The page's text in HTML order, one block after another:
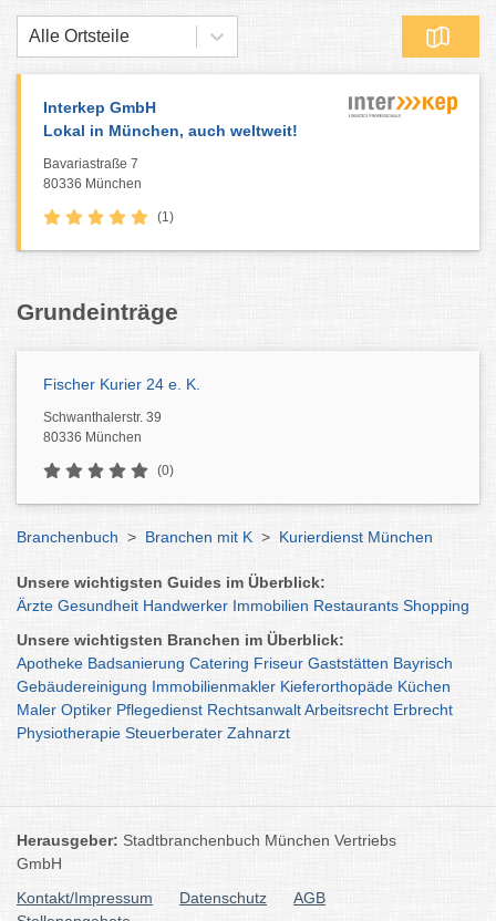
Alle Ortsteile
Interkep GmbH
Lokal in München, auch weltweit!
Bavariastraße 7
80336 München
(1)
Grundeinträge
Fischer Kurier 24 e. K.
Schwanthalerstr. 39
80336 München
(0)
Branchenbuch > Branchen mit K > Kurierdienst München
Unsere wichtigsten Guides im Überblick:
Ärzte Gesundheit Handwerker Immobilien Restaurants Shopping
Unsere wichtigsten Branchen im Überblick:
Apotheke Badsanierung Catering Friseur Gaststätten Bayrisch
Gebäudereinigung Immobilienmakler Kieferorthopäde Küchen
Maler Optiker Pflegedienst RechtsanwaltArbeitsrecht Erbrecht
Physiotherapie Steuerberater Zahnarzt
Herausgeber: Stadtbranchenbuch München Vertriebs
GmbH
Kontakt/Impressum
Datenschutz
AGB